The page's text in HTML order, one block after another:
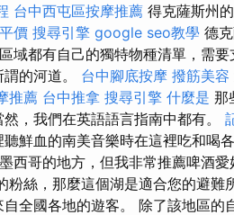
台中西屯區按摩推薦 得克薩斯州
價 搜尋引擎 google seo教學 德
域都有自己的獨特物種清單，需
的河道。 台中腳底按摩 撥筋美容
推薦 台中推拿 搜尋引擎 什麼是 那
，我們在英語語言指南中都有。
鮮血的南美音樂時在這裡吃和喝
西哥的地方，但我非常推薦啤酒
粉絲，那麼這個湖是適合您的避
全國各地的遊客。 除了該地區